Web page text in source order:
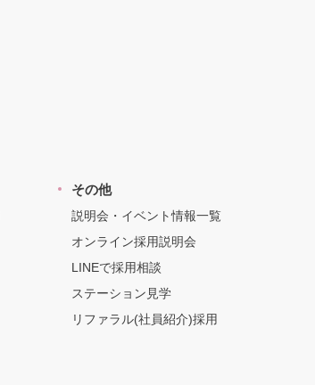
その他
説明会・イベント情報一覧
オンライン採用説明会
LINEで採用相談
ステーション見学
リファラル(社員紹介)採用